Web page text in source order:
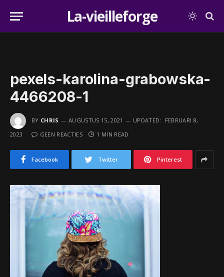
La-vieilleforge
pexels-karolina-grabowska-
4466208-1
BY CHRIS AUGUSTUS 15, 2021 UPDATED:
FEBRUARI 8,
2023
GEEN REACTIES 1 MIN READ
Facebook Twitter Pinterest